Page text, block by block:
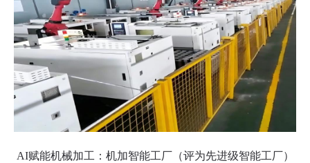
AI赋能机械加工：机加智能工厂（评为先进级智能工厂）